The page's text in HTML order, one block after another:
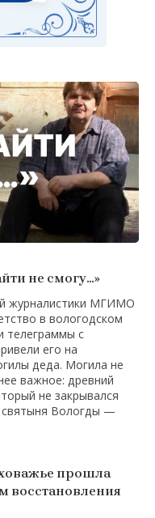
не смогу…»
журналистики МГИМО
в вологодском
телеграммы с
его на
деда. Могила не
важное: древний
не закрывался
святыня Вологды —
прошла
восстановления